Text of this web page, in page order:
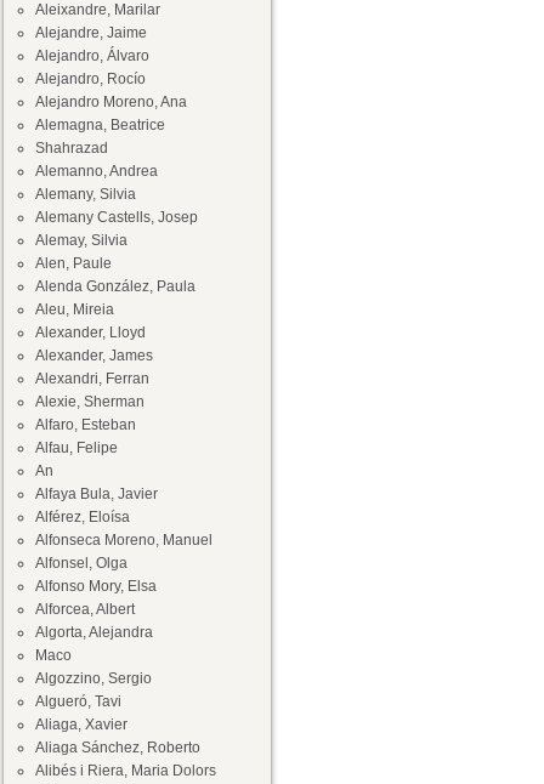
Aleixandre, Marilar
Alejandre, Jaime
Alejandro, Álvaro
Alejandro, Rocío
Alejandro Moreno, Ana
Alemagna, Beatrice
Shahrazad
Alemanno, Andrea
Alemany, Silvia
Alemany Castells, Josep
Alemay, Silvia
Alen, Paule
Alenda González, Paula
Aleu, Mireia
Alexander, Lloyd
Alexander, James
Alexandri, Ferran
Alexie, Sherman
Alfaro, Esteban
Alfau, Felipe
An
Alfaya Bula, Javier
Alférez, Eloísa
Alfonseca Moreno, Manuel
Alfonsel, Olga
Alfonso Mory, Elsa
Alforcea, Albert
Algorta, Alejandra
Maco
Algozzino, Sergio
Algueró, Tavi
Aliaga, Xavier
Aliaga Sánchez, Roberto
Alibés i Riera, Maria Dolors